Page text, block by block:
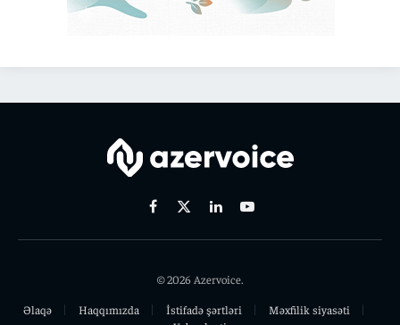
Facebook
X
LinkedinYoutube
© 2026 Azervoice.
Əlaqə
Haqqımızda İstifadə şərtləri
Məxfilik siyasəti